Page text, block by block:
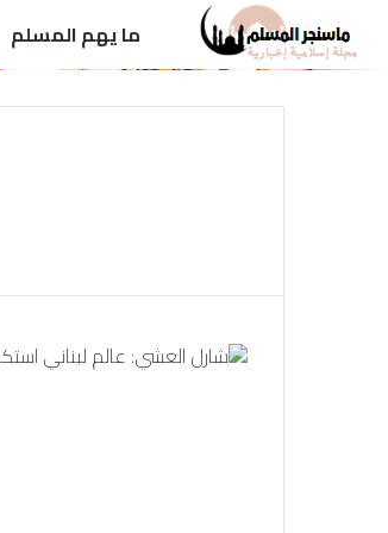
ما يهم المسلم